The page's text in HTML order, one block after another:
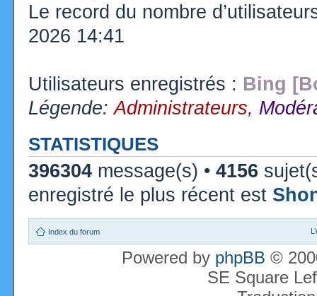
Le record du nombre
2026 14:41
Utilisateurs enregistrés : Bing
Légende:Administrateurs,
STATISTIQUES
396304 message(s) • 4156
enregistré le plus récent est
Index du forum
Powered by phpBB ©
SE Square